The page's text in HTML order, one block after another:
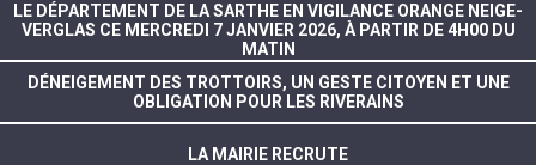
LE DÉPARTEMENT DE LA SARTHE EN VIGILANCE ORANGE NEIGE-
VERGLAS CE MERCREDI 7 JANVIER 2026, À PARTIR DE 4H00 DU
MATIN
DÉNEIGEMENT DES TROTTOIRS, UN GESTE CITOYEN ET UNE
OBLIGATION POUR LES RIVERAINS
LA MAIRIE RECRUTE